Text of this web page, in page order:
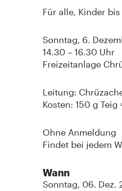
Für alle, Kinder
Sonntag, 6.
14.30 – 16.30 Uhr
Freizeitanlage
Leitung:
Kosten: 150 g Teig
Ohne Anmeldung
Findet bei jedem
Wann
Sonntag, 06. Dez.